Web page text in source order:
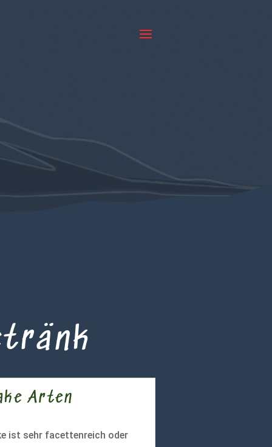
Arten
ist sehr facettenreich oder